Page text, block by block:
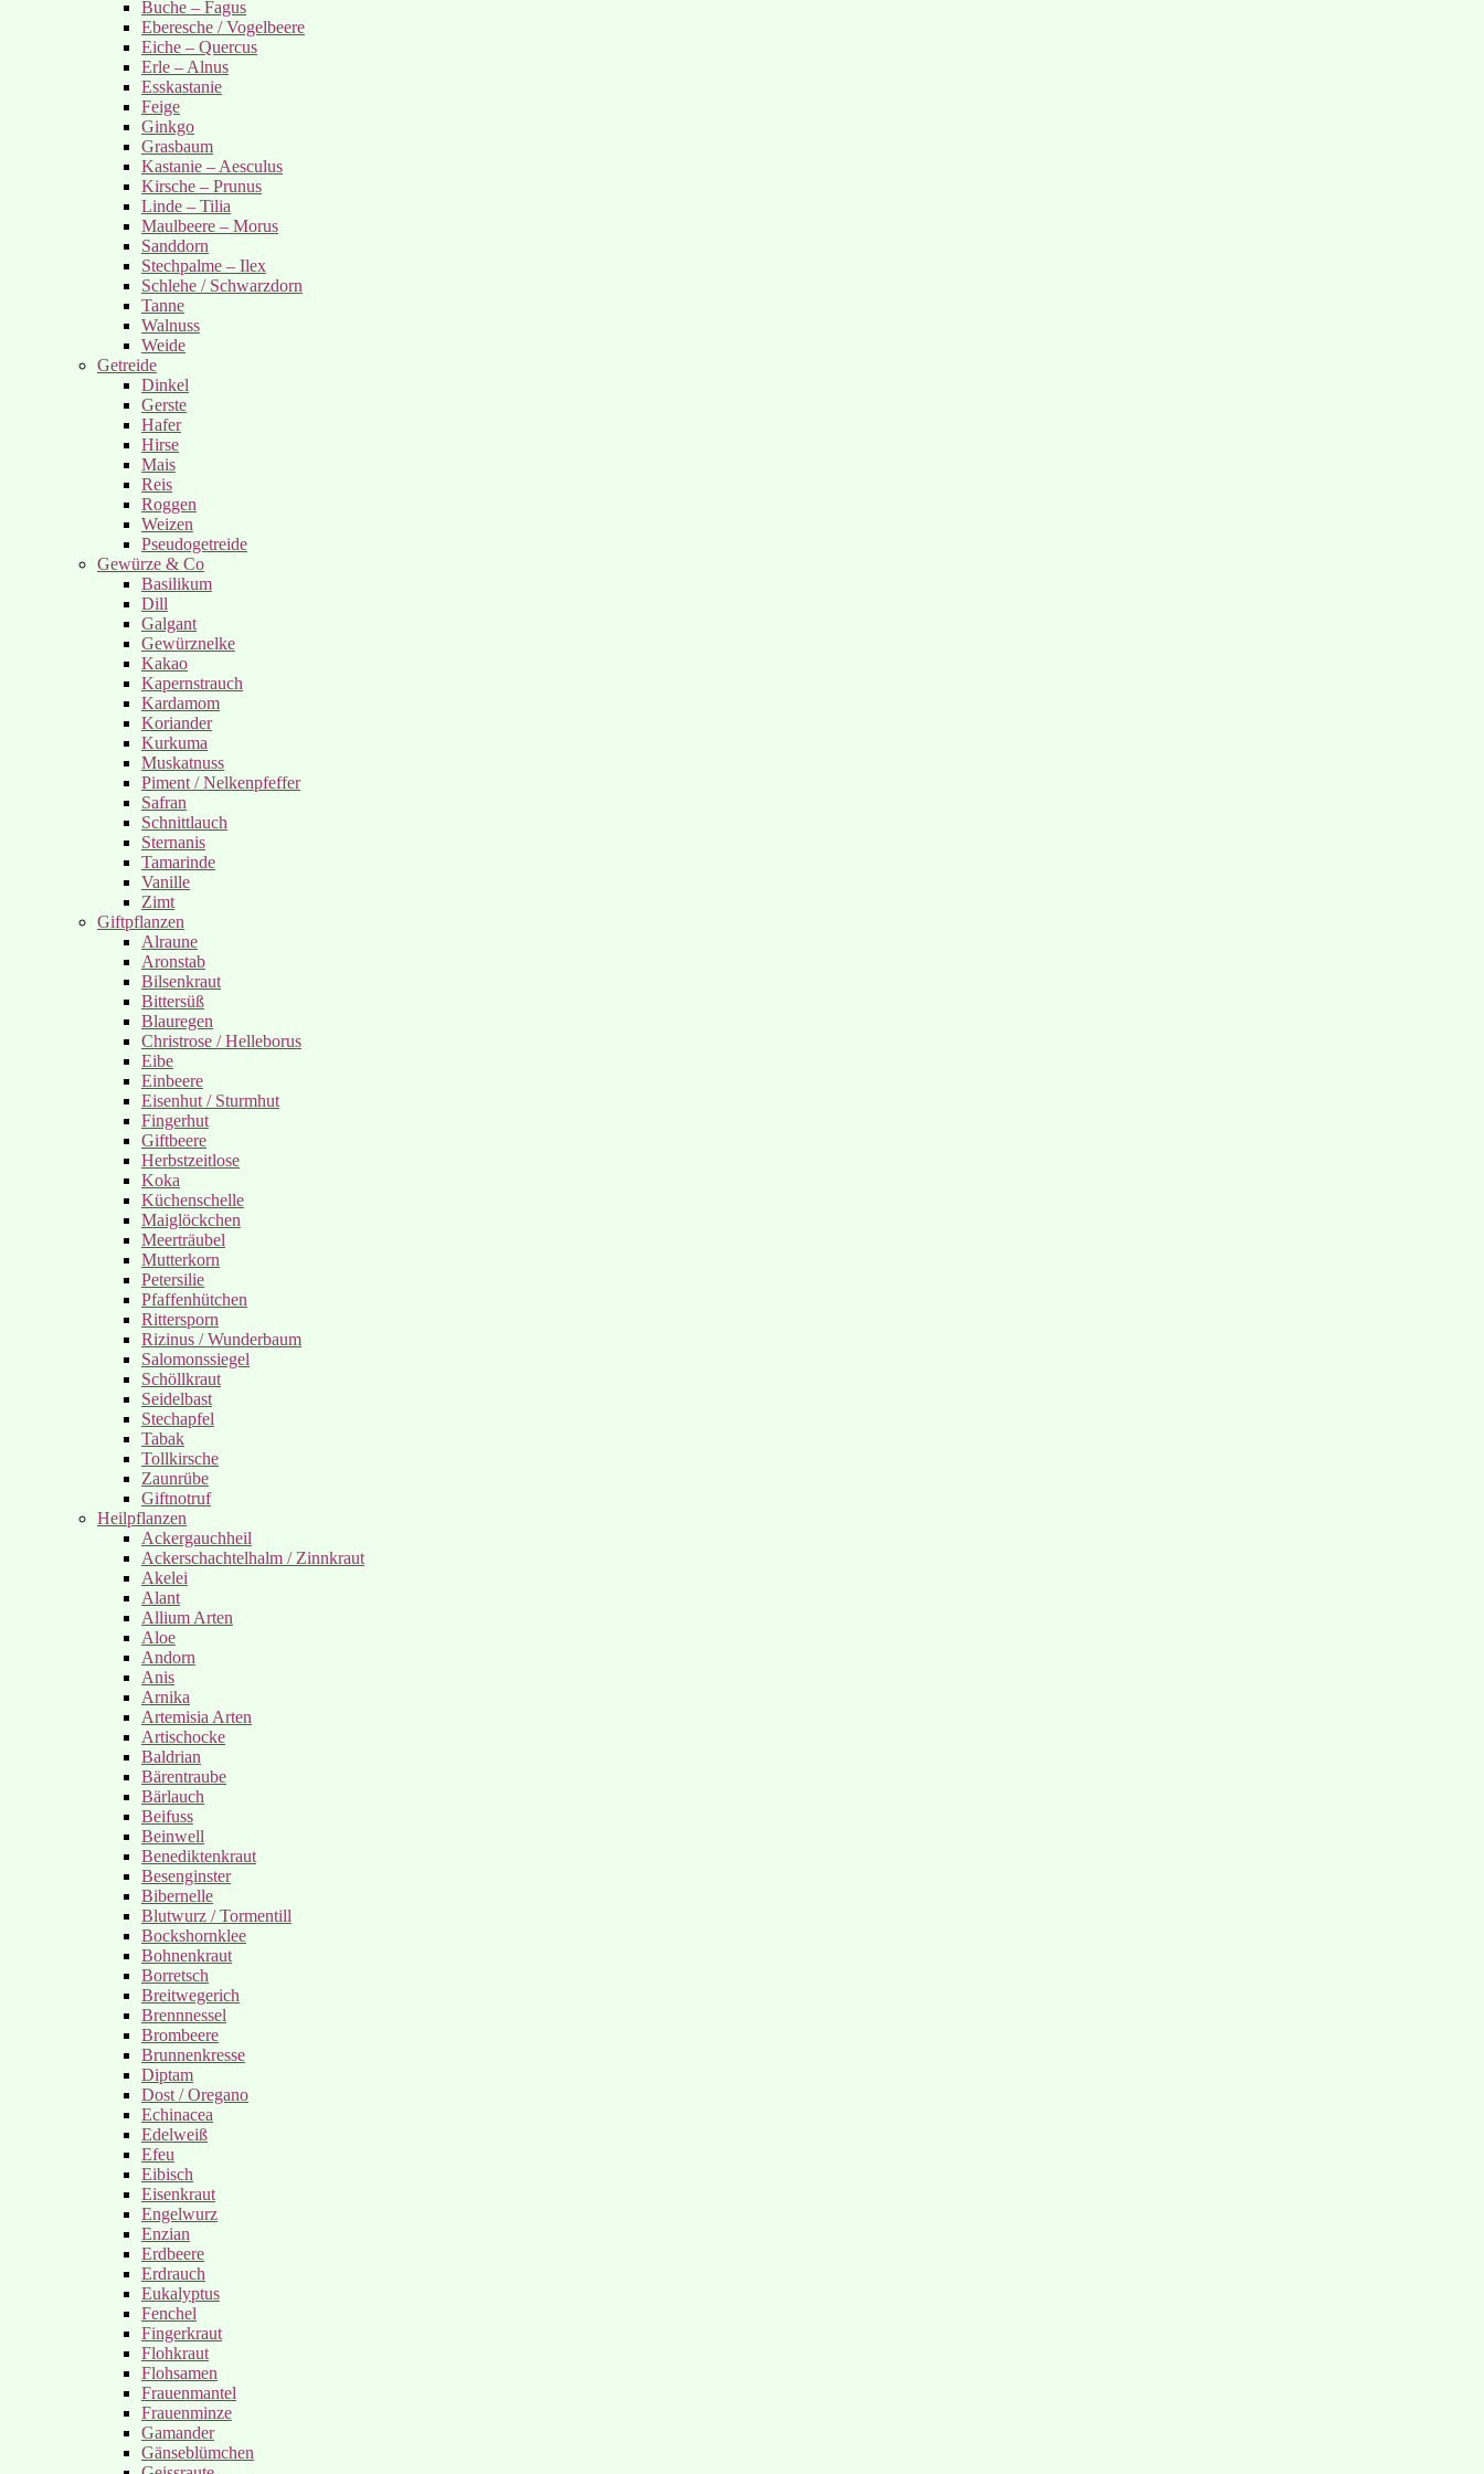
Buche – Fagus
Eberesche / Vogelbeere
Eiche – Quercus
Erle – Alnus
Esskastanie
Feige
Ginkgo
Grasbaum
Kastanie – Aesculus
Kirsche – Prunus
Linde – Tilia
Maulbeere – Morus
Sanddorn
Stechpalme – Ilex
Schlehe / Schwarzdorn
Tanne
Walnuss
Weide
Getreide
Dinkel
Gerste
Hafer
Hirse
Mais
Reis
Roggen
Weizen
Pseudogetreide
Gewürze & Co
Basilikum
Dill
Galgant
Gewürznelke
Kakao
Kapernstrauch
Kardamom
Koriander
Kurkuma
Muskatnuss
Piment / Nelkenpfeffer
Safran
Schnittlauch
Sternanis
Tamarinde
Vanille
Zimt
Giftpflanzen
Alraune
Aronstab
Bilsenkraut
Bittersüß
Blauregen
Christrose / Helleborus
Eibe
Einbeere
Eisenhut / Sturmhut
Fingerhut
Giftbeere
Herbstzeitlose
Koka
Küchenschelle
Maiglöckchen
Meerträubel
Mutterkorn
Petersilie
Pfaffenhütchen
Rittersporn
Rizinus / Wunderbaum
Salomonssiegel
Schöllkraut
Seidelbast
Stechapfel
Tabak
Tollkirsche
Zaunrübe
Giftnotruf
Heilpflanzen
Ackergauchheil
Ackerschachtelhalm / Zinnkraut
Akelei
Alant
Allium Arten
Aloe
Andorn
Anis
Arnika
Artemisia Arten
Artischocke
Baldrian
Bärentraube
Bärlauch
Beifuss
Beinwell
Benediktenkraut
Besenginster
Bibernelle
Blutwurz / Tormentill
Bockshornklee
Bohnenkraut
Borretsch
Breitwegerich
Brennnessel
Brombeere
Brunnenkresse
Diptam
Dost / Oregano
Echinacea
Edelweiß
Efeu
Eibisch
Eisenkraut
Engelwurz
Enzian
Erdbeere
Erdrauch
Eukalyptus
Fenchel
Fingerkraut
Flohkraut
Flohsamen
Frauenmantel
Frauenminze
Gamander
Gänseblümchen